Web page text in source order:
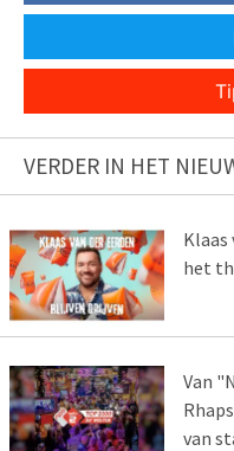
VERDER IN HET
Klaas
het
Van
van